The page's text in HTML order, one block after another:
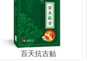
百天抗古贴